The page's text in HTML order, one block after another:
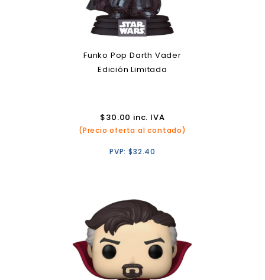
Funko Pop Darth Vader
Edición Limitada
$30.00 inc. IVA
(Precio oferta al contado)
PVP:$32.40